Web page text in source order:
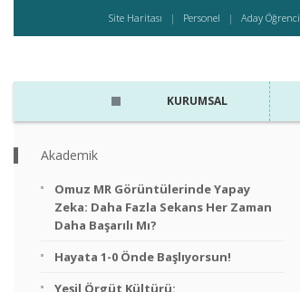
Site Haritası Personel Aday Öğrenci
KURUMSAL
Akademik
Omuz MR Görüntülerinde Yapay
Zeka: Daha Fazla Sekans Her Zaman
Daha Başarılı Mı?
Hayata 1-0 Önde Başlıyorsun!
Yeşil Örgüt Kültürü: